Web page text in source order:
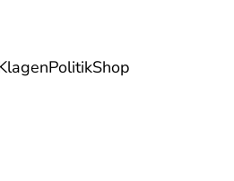
PolitikShop
Verträge